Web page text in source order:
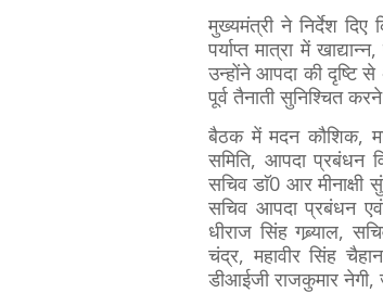
मुख्यमंत्री ने निर्देश दिए
पर्याप्त मात्रा में
उन्होंने आपदा की दृष्टि
पूर्व तैनाती सुनिश्चित
बैठक में मदन कौशिक,
समिति, आपदा प्रबंधन
सचिव डाॅ0 आर
सचिव आपदा प्रबंधन
धीराज सिंह गब्र्याल,
चंद्र, महावीर सिंह
डीआईजी राजकुमार